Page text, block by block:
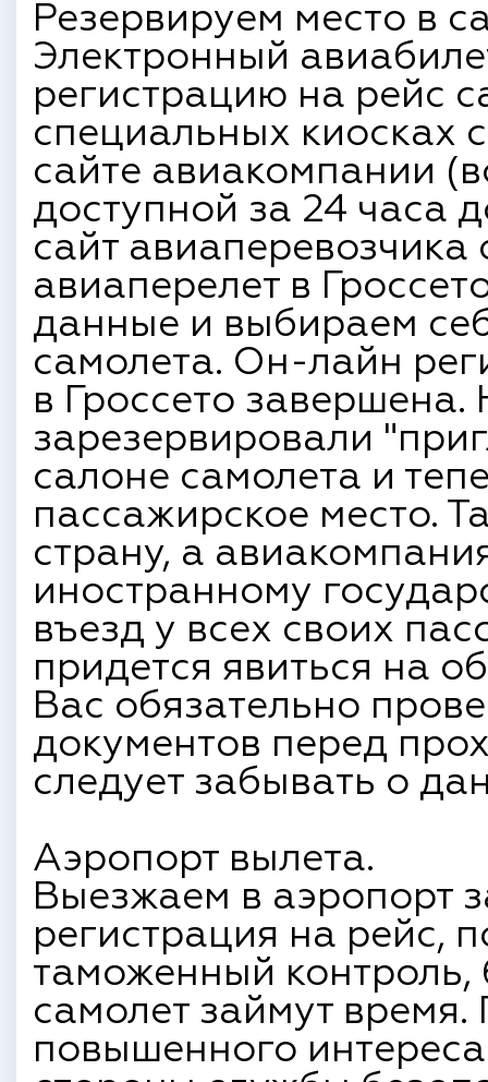
Резервируем место в
Электронный
регистрацию на рейс
специальных киосках
сайте авиакомпании
доступной за 24 часа
сайт
авиаперелет в
данные и выбираем
самолета. Он-лайн
в Гроссето
зарезервировали
салоне самолета и
пассажирское место.
страну, а
иностранному
въезд у всех своих
придется явиться на
Вас обязательно
документов перед
следует забывать о
Аэропорт вылета.
Выезжаем в аэропорт
регистрация на рейс,
таможенный контроль,
самолет займут время.
повышенного